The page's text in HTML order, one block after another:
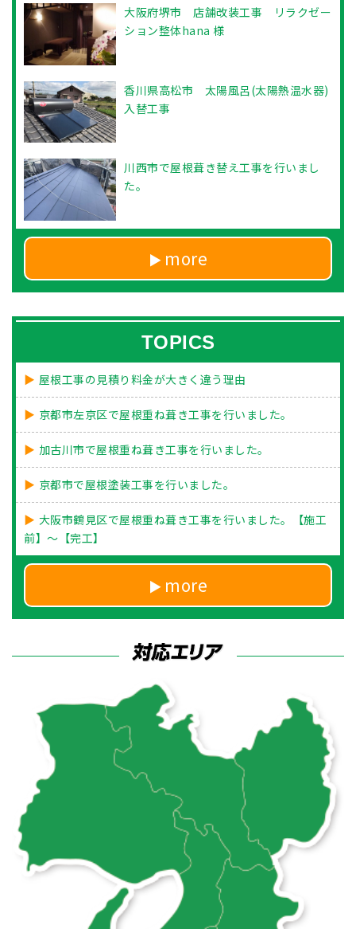
大阪府堺市 店舗改装工事 リラクゼー
ション整体hana 様
香川県高松市 太陽風呂(太陽熱温水器)
入替工事
川西市で屋根葺き替え工事を行いまし
た。
more
TOPICS
屋根工事の見積り料金が大きく違う理由
京都市左京区で屋根重ね葺き工事を行いました。
加古川市で屋根重ね葺き工事を行いました。
京都市で屋根塗装工事を行いました。
大阪市鶴見区で屋根重ね葺き工事を行いました。【施工
前】～【完工】
more